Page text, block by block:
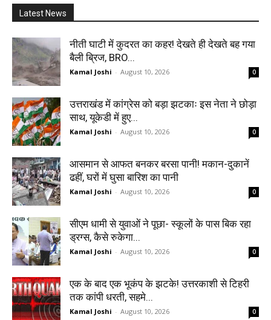
Latest News
नीती घाटी में कुदरत का कहर! देखते ही देखते बह गया
बैली ब्रिज, BRO...
Kamal Joshi - August 10, 2026 0
उत्तराखंड में कांग्रेस को बड़ा झटकाः इस नेता ने छोड़ा
साथ, यूकेडी में हुए...
Kamal Joshi - August 10, 2026 0
आसमान से आफत बनकर बरसा पानी! मकान-दुकानें
ढहीं, घरों में घुसा बारिश का पानी
Kamal Joshi - August 10, 2026 0
सीएम धामी से युवाओं ने पूछा- स्कूलों के पास बिक रहा
ड्रग्स, कैसे रुकेगा...
Kamal Joshi - August 10, 2026 0
एक के बाद एक भूकंप के झटके! उत्तरकाशी से टिहरी
तक कांपी धरती, सहमे...
Kamal Joshi - August 10, 2026 0